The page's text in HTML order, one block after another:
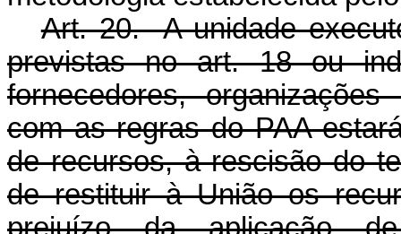
Art. 20. A unidade
previstas no art. 18 ou
fornecedores,
com as regras do PAA
de recursos, à rescisão do
de restituir à União os